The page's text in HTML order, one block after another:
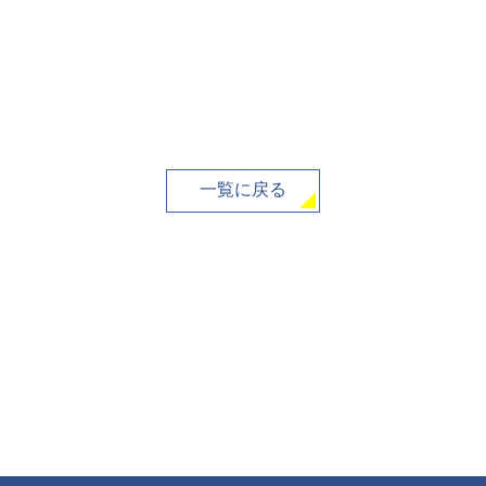
一覧に戻る